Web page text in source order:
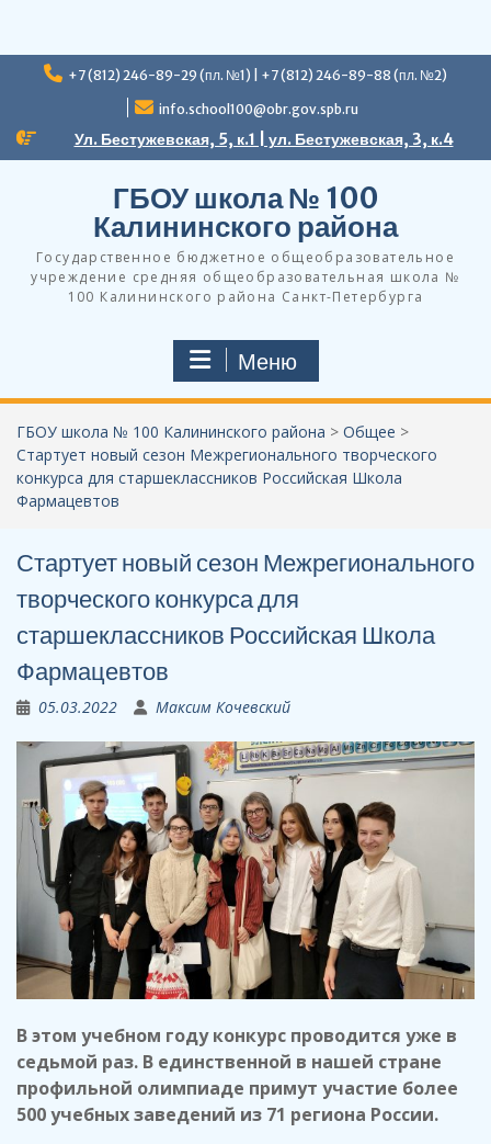
Перейти
+7 (812) 246-89-29 (пл. №1) | +7 (812) 246-89-88 (пл. №2)
info.school100@obr.gov.spb.ru
Ул. Бестужевская, 5, к.1 | ул. Бестужевская, 3, к.4
ГБОУ школа № 100
Калининского района
Государственное бюджетное общеобразовательное
учреждение средняя общеобразовательная школа №
100 Калининского района Санкт-Петербурга
Меню
ГБОУ школа № 100 Калининского района > Общее >
Стартует новый сезон Межрегионального творческого
конкурса для старшеклассников Российская Школа
Фармацевтов
Стартует новый сезон Межрегионального
творческого конкурса для
старшеклассников Российская Школа
Фармацевтов
05.03.2022 Максим Кочевский
В этом учебном году конкурс проводится уже в
седьмой раз. В единственной в нашей стране
профильной олимпиаде примут участие более
500 учебных заведений из 71 региона России.